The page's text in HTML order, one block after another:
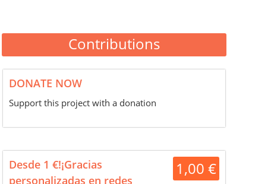
Contributions
DONATE NOW
Support this project with a donation
1,00 €
Desde 1 €!¡Gracias
personalizadas en redes